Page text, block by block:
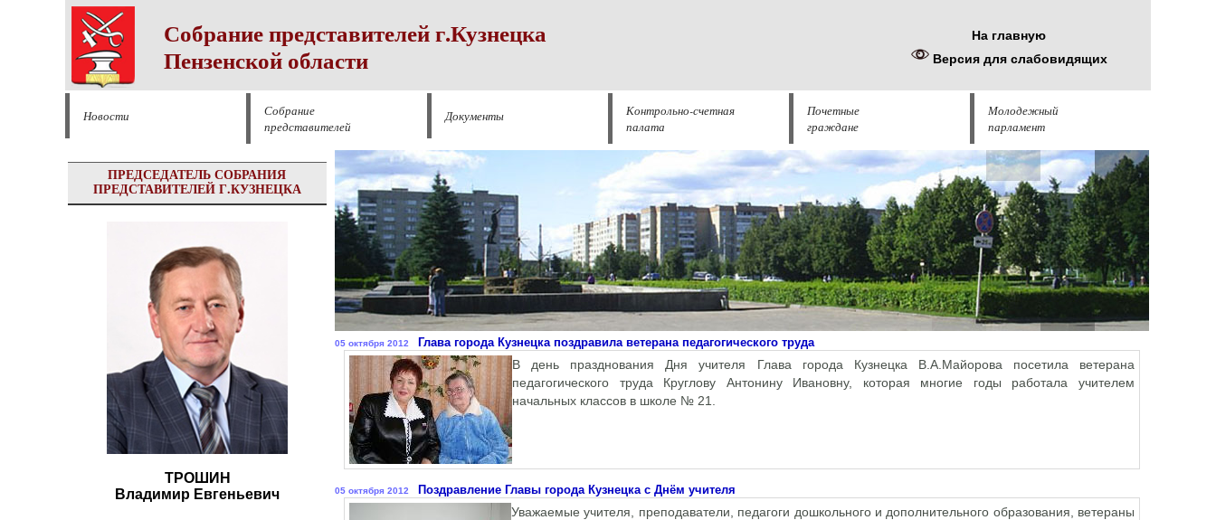
Собрание представителей г.Кузнецка
Пензенской области
На главную
Версия для слабовидящих
Новости
Собрание
представителей
Документы
Контрольно-счетная
палата
Почетные
граждане
Молодежный
парламент
ПРЕДСЕДАТЕЛЬ СОБРАНИЯ
ПРЕДСТАВИТЕЛЕЙ Г.КУЗНЕЦКА
ТРОШИН
Владимир Евгеньевич
05 октября 2012 Глава города Кузнецка поздравила ветерана педагогического труда
В день празднования Дня учителя Глава города Кузнецка В.А.Майорова посетила ветерана
педагогического труда Круглову Антонину Ивановну, которая многие годы работала учителем
начальных классов в школе № 21.
05 октября 2012 Поздравление Главы города Кузнецка с Днём учителя
Уважаемые учителя, преподаватели, педагоги дошкольного и дополнительного образования, ветераны